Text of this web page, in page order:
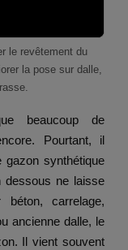
le revêtement du
la pose sur dalle,
beaucoup de
Pourtant, il
synthétique
dessous ne laisse
carrelage,
ancienne dalle, le
Il vient souvent